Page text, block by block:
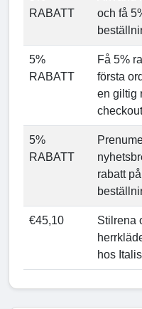
RABATT
och få
5%
RABATT
Få 5%
första
en giltig
5%
RABATT
rabatt
€45,10
Stilrena
hos